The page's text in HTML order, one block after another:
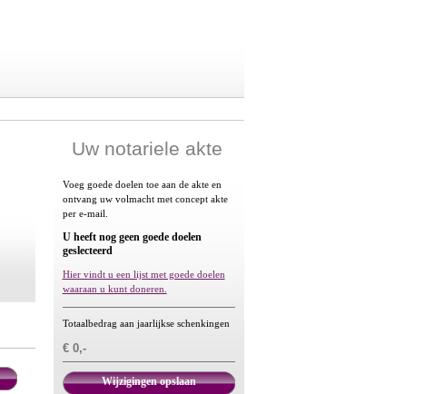
Uw notariele akte
Voeg goede doelen toe aan de akte en
ontvang uw volmacht met concept akte
per e-mail.
U heeft nog geen goede doelen
geslecteerd
Hier vindt u een lijst met goede doelen
waaraan u kunt doneren.
Totaalbedrag aan jaarlijkse schenkingen
€ 0,-
Wijzigingen opslaan